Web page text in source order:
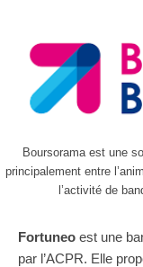
Boursorama est une
principalement entre
l’activité de
Fortuneo est une
par l’ACPR. Elle